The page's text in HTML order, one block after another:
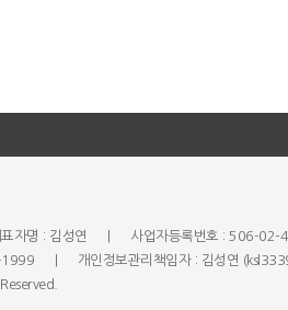
표자명 : 김성연 사업자등록번호 : 506-02-
1999
개인정보관리책임자 : 김성연